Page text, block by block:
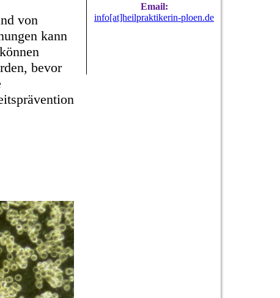
von
kann
bevor
Email:
info[at]heilpraktikerin-ploen.de